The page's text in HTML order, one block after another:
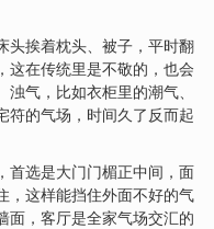
头挨着枕头、被子，平时翻
这在传统里是不敬的，也会
气，比如衣柜里的潮气、
符的气场，时间久了反而起
首选是大门门楣正中间，面
，这样能挡住外面不好的气
面，客厅是全家气场交汇的